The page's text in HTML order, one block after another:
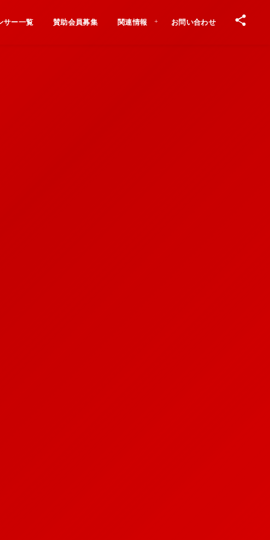
サー一覧 賛助会員募集 関連情報 お問い合わせ
Contact